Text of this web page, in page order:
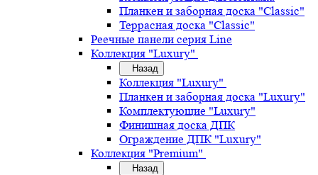
Планкен и заборная доска "Classic"
Террасная доска "Classic"
Реечные панели серия Line
Коллекция "Luxury"
Назад
Коллекция "Luxury"
Планкен и заборная доска "Luxury"
Комплектующие "Luxury"
Финишная доска ДПК
Ограждение ДПК "Luxury"
Коллекция "Premium"
Назад